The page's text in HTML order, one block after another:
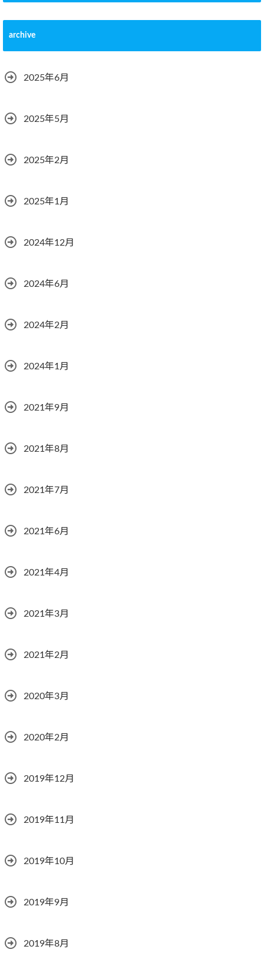
archive
2025年6月
2025年5月
2025年2月
2025年1月
2024年12月
2024年6月
2024年2月
2024年1月
2021年9月
2021年8月
2021年7月
2021年6月
2021年4月
2021年3月
2021年2月
2020年3月
2020年2月
2019年12月
2019年11月
2019年10月
2019年9月
2019年8月